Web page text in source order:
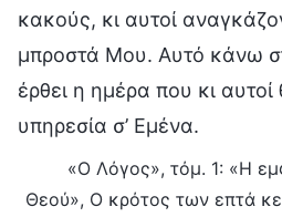
κακούς, κι αυτοί
μπροστά Μου. Αυτό κάνω
έρθει η ημέρα που κι
υπηρεσία σ’ Εμένα.
«Ο Λόγος», τόμ. 1: «Η
Θεού», Ο κρότος των επτά